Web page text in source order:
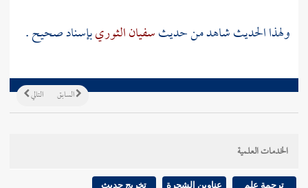
ولهذا الحديث شاهد من حديثسفيان الثوريبإسناد صحيح .
التالي السابق
الخدمات العلمية
ترجمة علم عناوين الشجرة تخريج حديث